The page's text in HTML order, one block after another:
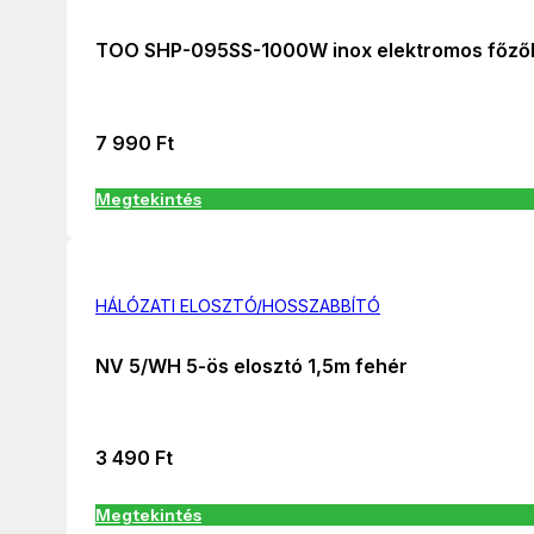
TOO SHP-095SS-1000W inox elektromos
7 990 Ft
Megtekintés
HÁLÓZATI ELOSZTÓ/HOSSZABBÍTÓ
NV 5/WH 5-ös elosztó 1,5m fehér
3 490 Ft
Megtekintés